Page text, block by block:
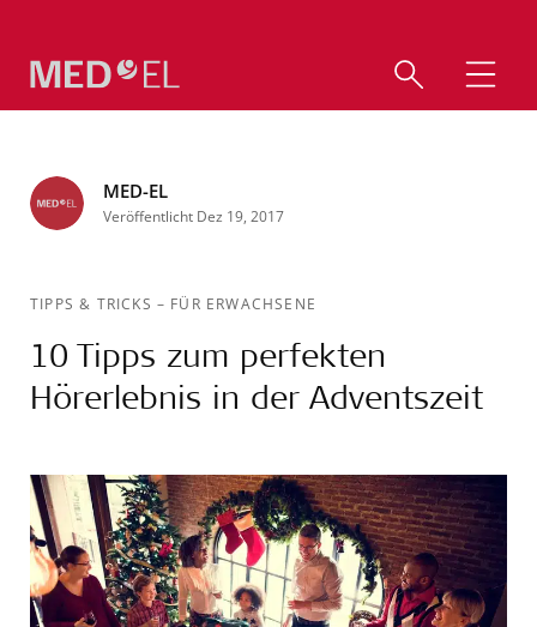
MED-EL
Veröffentlicht Dez 19, 2017
TIPPS & TRICKS – FÜR ERWACHSENE
10 Tipps zum perfekten
Hörerlebnis in der Adventszeit